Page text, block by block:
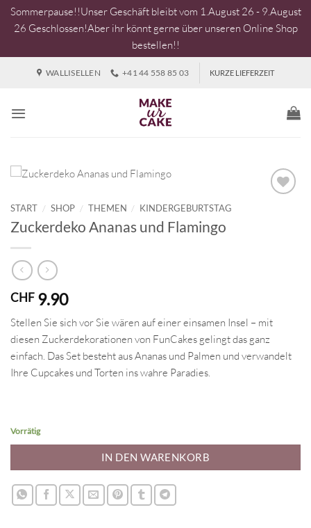
Sommerpause!!Unser Geschäft bleibt vom 1.August 26 - 9.August
26 Geschlossen!Aber ihr könnt gerne über unseren Online Shop
bestellen!!
WALLISELLEN +41 44 558 85 03 KURZE LIEFERZEIT
START / SHOP / THEMEN / KINDERGEBURTSTAG
Zuckerdeko Ananas und Flamingo
CHF 9.90
Stellen Sie sich vor Sie wären auf einer einsamen Insel – mit
diesen Zuckerdekorationen von FunCakes gelingt das ganz
einfach. Das Set besteht aus Ananas und Palmen und verwandelt
Ihre Cupcakes und Torten ins wahre Paradies.
Vorrätig
IN DEN WARENKORB